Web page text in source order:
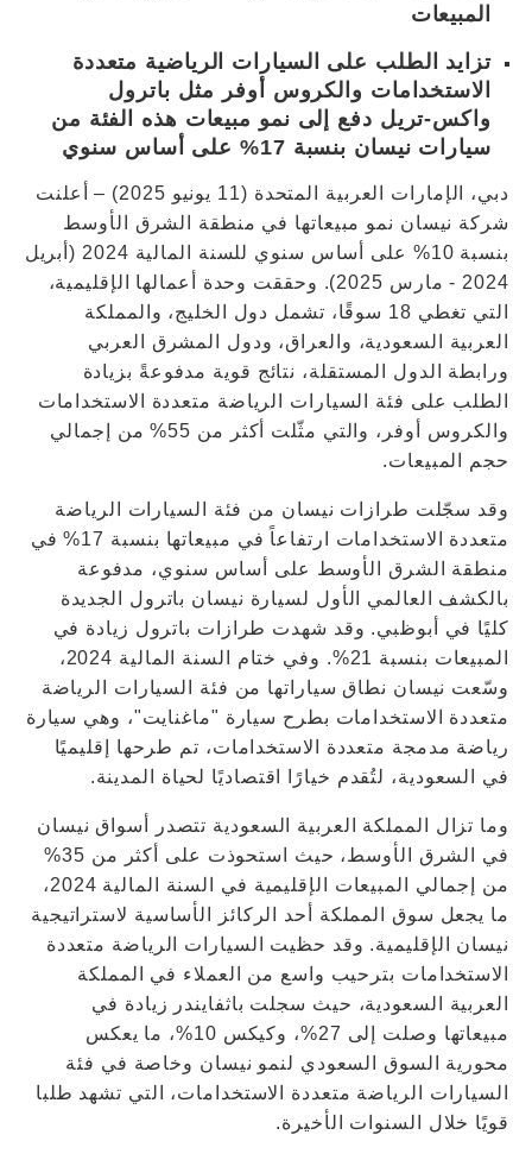
المبيعات
تزايد الطلب على السيارات الرياضية متعددة
الاستخدامات والكروس أوفر مثل باترول
واكس-تريل دفع إلى نمو مبيعات هذه الفئة من
سيارات نيسان بنسبة 17% على أساس سنوي
دبي، الإمارات العربية المتحدة (11 يونيو 2025) – أعلنت
شركة نيسان نمو مبيعاتها في منطقة الشرق الأوسط
بنسبة 10% على أساس سنوي للسنة المالية 2024 (أبريل
2024 - مارس 2025). وحققت وحدة أعمالها الإقليمية،
التي تغطي 18 سوقًا، تشمل دول الخليج، والمملكة
العربية السعودية، والعراق، ودول المشرق العربي
ورابطة الدول المستقلة، نتائج قوية مدفوعةً بزيادة
الطلب على فئة السيارات الرياضة متعددة الاستخدامات
والكروس أوفر، والتي مثّلت أكثر من 55% من إجمالي
حجم المبيعات.
وقد سجّلت طرازات نيسان من فئة السيارات الرياضة
متعددة الاستخدامات ارتفاعاً في مبيعاتها بنسبة 17% في
منطقة الشرق الأوسط على أساس سنوي، مدفوعة
بالكشف العالمي الأول لسيارة نيسان باترول الجديدة
كليًا في أبوظبي. وقد شهدت طرازات باترول زيادة في
المبيعات بنسبة 21%. وفي ختام السنة المالية 2024،
وسّعت نيسان نطاق سياراتها من فئة السيارات الرياضة
متعددة الاستخدامات بطرح سيارة "ماغنايت"، وهي سيارة
رياضة مدمجة متعددة الاستخدامات، تم طرحها إقليميًا
في السعودية، لتُقدم خيارًا اقتصاديًا لحياة المدينة.
وما تزال المملكة العربية السعودية تتصدر أسواق نيسان
في الشرق الأوسط، حيث استحوذت على أكثر من 35%
من إجمالي المبيعات الإقليمية في السنة المالية 2024،
ما يجعل سوق المملكة أحد الركائز الأساسية لاستراتيجية
نيسان الإقليمية. وقد حظيت السيارات الرياضة متعددة
الاستخدامات بترحيب واسع من العملاء في المملكة
العربية السعودية، حيث سجلت باثفايندر زيادة في
مبيعاتها وصلت إلى 27%، وكيكس 10%، ما يعكس
محورية السوق السعودي لنمو نيسان وخاصة في فئة
السيارات الرياضة متعددة الاستخدامات، التي تشهد طلبا
قويًا خلال السنوات الأخيرة.